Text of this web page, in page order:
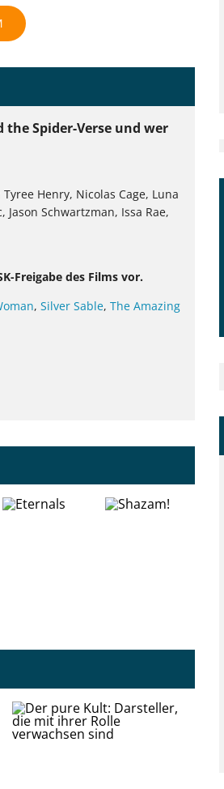
the Spider-Verse und wer
Henry, Nicolas Cage, Luna
Jason Schwartzman, Issa Rae,
Freigabe des Films vor.
, Silver Sable, The Amazing